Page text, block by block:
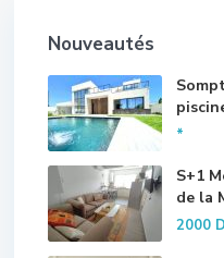
Nouveautés
*
S+1
de la
2000